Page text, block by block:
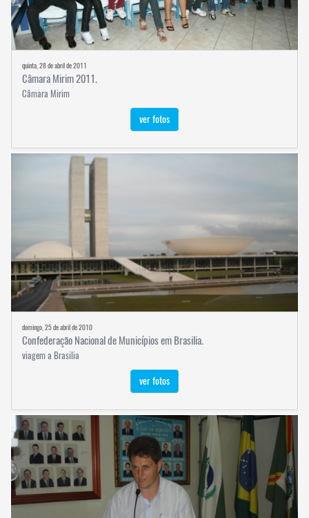
quinta, 28 de abril de 2011
Câmara Mirim 2011.
Câmara Mirim
ver fotos
domingo, 25 de abril de 2010
Confederação Nacional de Municípios em Brasilia.
viagem a Brasilia
ver fotos